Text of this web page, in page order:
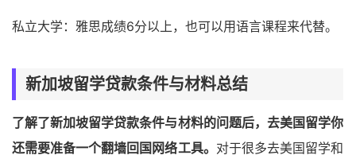
私立大学：雅思成绩6分以上，也可以用语言课程来代替。
新加坡留学贷款条件与材料总结
了解了新加坡留学贷款条件与材料的问题后，去美国留学你
还需要准备一个翻墙回国网络工具。 对于很多去美国留学和